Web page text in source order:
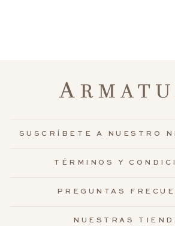
SUSCRÍBETE A NUESTRO
TÉRMINOS Y
PREGUNTAS
NUESTRAS